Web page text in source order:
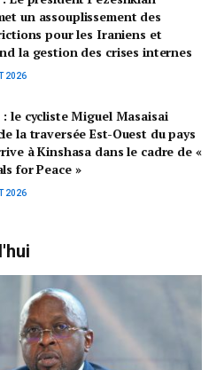
un assouplissement des
pour les Iraniens et
la gestion des crises internes
2026
: le cycliste Miguel Masaisai
la traversée Est-Ouest du pays
à Kinshasa dans le cadre de «
for Peace »
2026